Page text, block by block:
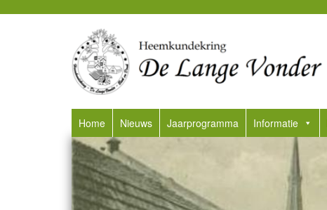
Home Nieuws Jaarprogramma Informatie